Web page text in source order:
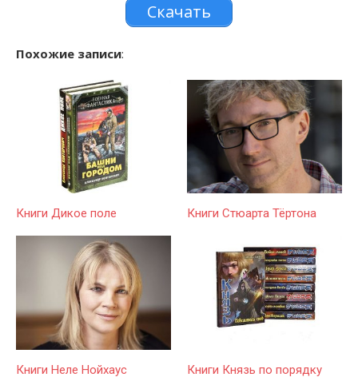
Скачать
Похожие записи:
Книги Дикое поле Книги Стюарта Тёртона
Книги Неле Нойхаус Книги Князь по порядку